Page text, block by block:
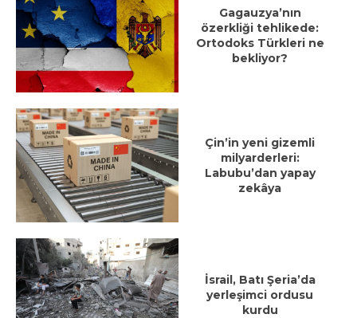
Gagauzya’nın
özerkliği tehlikede:
Ortodoks Türkleri ne
bekliyor?
Çin’in yeni gizemli
milyarderleri:
Labubu’dan yapay
zekâya
İsrail, Batı Şeria’da
yerleşimci ordusu
kurdu